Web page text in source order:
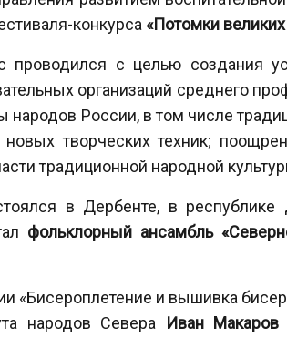
конкурса «Потомки
проводился с целью создания
организаций среднего
народов России, в том числе
творческих техник;
традиционной народной
в Дербенте, в
фольклорный ансамбль
«Бисероплетение и вышивка
народов Севера Иван Макаров